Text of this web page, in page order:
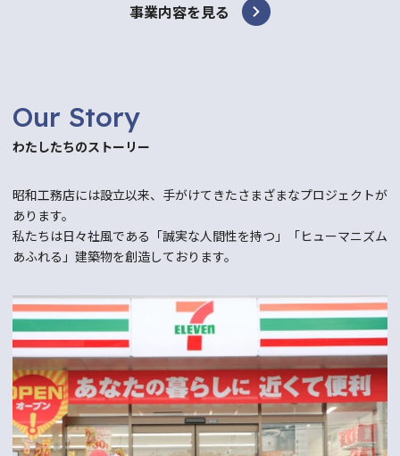
事業内容を見る
Our Story
わたしたちのストーリー
昭和工務店には設立以来、手がけてきたさまざまなプロジェクトが
あります。
私たちは日々社風である「誠実な人間性を持つ」「ヒューマニズム
あふれる」建築物を創造しております。